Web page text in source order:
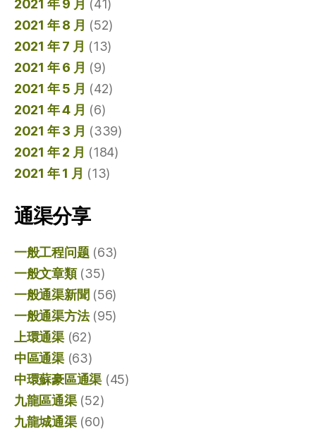
2021 年 9 月 (41)
2021 年 8 月 (52)
2021 年 7 月 (13)
2021 年 6 月 (9)
2021 年 5 月 (42)
2021 年 4 月 (6)
2021 年 3 月 (339)
2021 年 2 月 (184)
2021 年 1 月 (13)
通渠分享
一般工程问题(63)
一般文章類(35)
一般通渠新聞 (56)
一般通渠方法(95)
上環通渠(62)
中區通渠(63)
中環蘇豪區通渠 (45)
九龍區通渠(52)
九龍城通渠(60)